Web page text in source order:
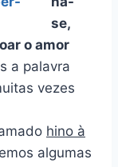
se,
o amor
a palavra
vezes
hino à
algumas